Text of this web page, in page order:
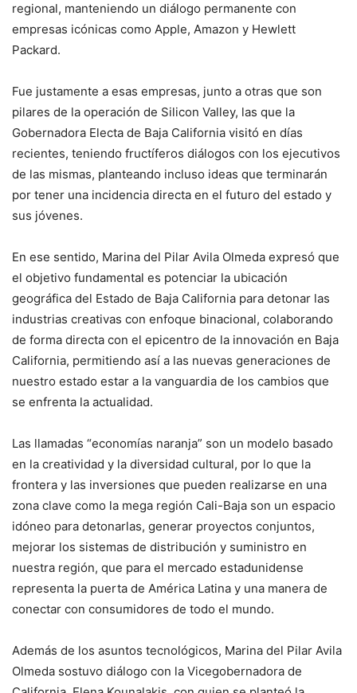
regional, manteniendo un diálogo permanente con
empresas icónicas como Apple, Amazon y Hewlett
Packard.
Fue justamente a esas empresas, junto a otras que son
pilares de la operación de Silicon Valley, las que la
Gobernadora Electa de Baja California visitó en días
recientes, teniendo fructíferos diálogos con los ejecutivos
de las mismas, planteando incluso ideas que terminarán
por tener una incidencia directa en el futuro del estado y
sus jóvenes.
En ese sentido, Marina del Pilar Avila Olmeda expresó que
el objetivo fundamental es potenciar la ubicación
geográfica del Estado de Baja California para detonar las
industrias creativas con enfoque binacional, colaborando
de forma directa con el epicentro de la innovación en Baja
California, permitiendo así a las nuevas generaciones de
nuestro estado estar a la vanguardia de los cambios que
se enfrenta la actualidad.
Las llamadas “economías naranja” son un modelo basado
en la creatividad y la diversidad cultural, por lo que la
frontera y las inversiones que pueden realizarse en una
zona clave como la mega región Cali-Baja son un espacio
idóneo para detonarlas, generar proyectos conjuntos,
mejorar los sistemas de distribución y suministro en
nuestra región, que para el mercado estadunidense
representa la puerta de América Latina y una manera de
conectar con consumidores de todo el mundo.
Además de los asuntos tecnológicos, Marina del Pilar Avila
Olmeda sostuvo diálogo con la Vicegobernadora de